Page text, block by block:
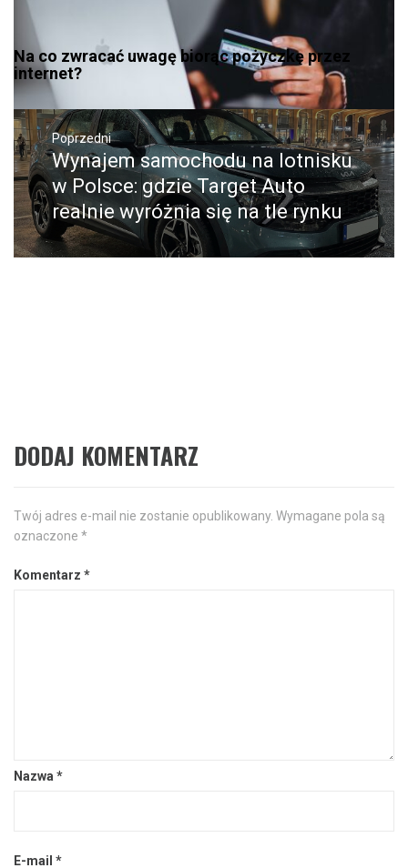
Na co zwracać uwagę biorąc pożyczkę przez
internet?
Nawigacja
wpisuPoprzedni
Poprzedni
wpis:
Wynajem samochodu na lotnisku
w Polsce: gdzie Target Auto
realnie wyróżnia się na tle rynku
DODAJ KOMENTARZ
Twój adres e-mail nie zostanie opublikowany. Wymagane pola są
oznaczone *
Komentarz *
Nazwa *
E-mail *